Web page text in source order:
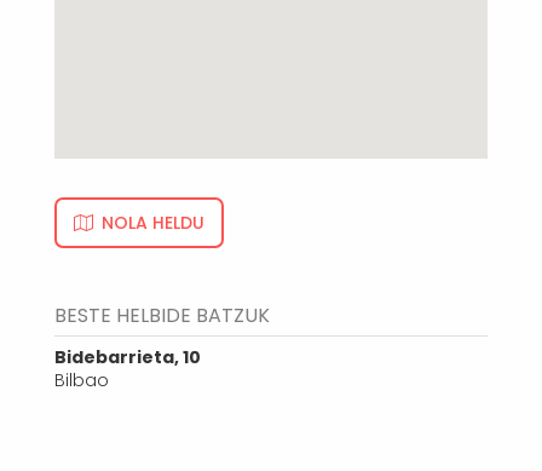
NOLA HELDU
BESTE HELBIDE BATZUK
Bidebarrieta, 10
Bilbao